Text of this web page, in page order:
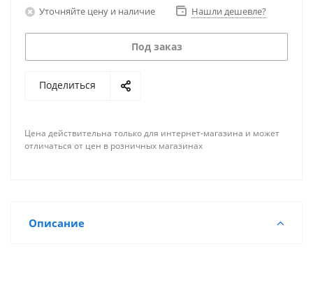
Уточняйте цену и наличие Нашли дешевле?
Под заказ
Поделиться
Цена действительна только для интернет-магазина и может
отличаться от цен в розничных магазинах
Описание